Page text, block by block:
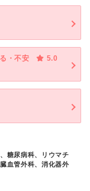
・不安
5.0
糖尿病科、リウマチ
血管外科、消化器外